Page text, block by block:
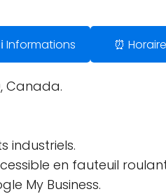
ℹ️ Informations ⏰
Canada.
industriels.
en fauteuil
My Business.